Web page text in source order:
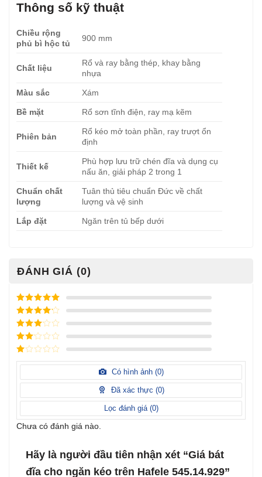
Thông số kỹ thuật
Chiều rộng
phủ bì hộc tủ
900 mm
Chất liệu
Rổ và ray bằng thép, khay bằng
nhựa
Màu sắc Xám
Bề mặt Rổ sơn tĩnh điện, ray mạ kẽm
Phiên bản
Rổ kéo mở toàn phần, ray trượt ổn
định
Thiết kế
Phù hợp lưu trữ chén đĩa và dụng cụ
nấu ăn, giải pháp 2 trong 1
Chuẩn chất
lượng
Tuân thủ tiêu chuẩn Đức về chất
lượng và vệ sinh
Lắp đặt Ngăn trên tủ bếp dưới
ĐÁNH GIÁ (0)
Được xếp
hạng
5
sao
Được xếp
hạng
sao
Được
xếp
hạng3
5 sao
Được
hạng
sao
Được
1
sao
Có hình ảnh (0)
Đã xác thực (0)
Lọc đánh giá (0)
Chưa có đánh giá nào.
Hãy là người đầu tiên nhận xét “Giá bát
đĩa cho ngăn kéo trên Hafele 545.14.929”